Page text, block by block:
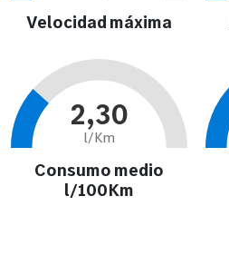
Velocidad máxima
2,30
l/Km
Consumo medio
l/100Km